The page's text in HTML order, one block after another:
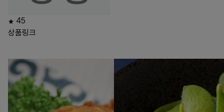
45
상품링크